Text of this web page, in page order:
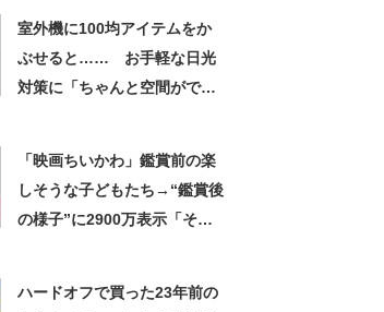
室外機に100均アイテムをか
ぶせると…… お手軽な日光
対策に「ちゃんと空間ができ
「映画ちいかわ」鑑賞前の楽
しそうな子どもたち→“鑑賞後
の様子”に2900万表示「そう
ハードオフで買った23年前の